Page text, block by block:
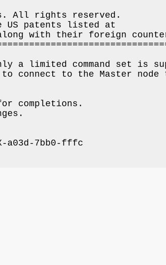
All rights reserved.
US patents listed at
with their foreign
a limited command set is
connect to the Master node
completions.
a03d-7bb0-fffc